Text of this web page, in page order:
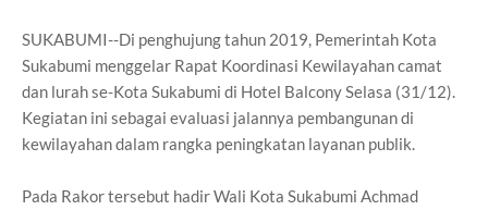
SUKABUMI--Di penghujung tahun 2019, Pemerintah Kota
Sukabumi menggelar Rapat Koordinasi Kewilayahan camat
dan lurah se-Kota Sukabumi di Hotel Balcony Selasa (31/12).
Kegiatan ini sebagai evaluasi jalannya pembangunan di
kewilayahan dalam rangka peningkatan layanan publik.
Pada Rakor tersebut hadir Wali Kota Sukabumi Achmad